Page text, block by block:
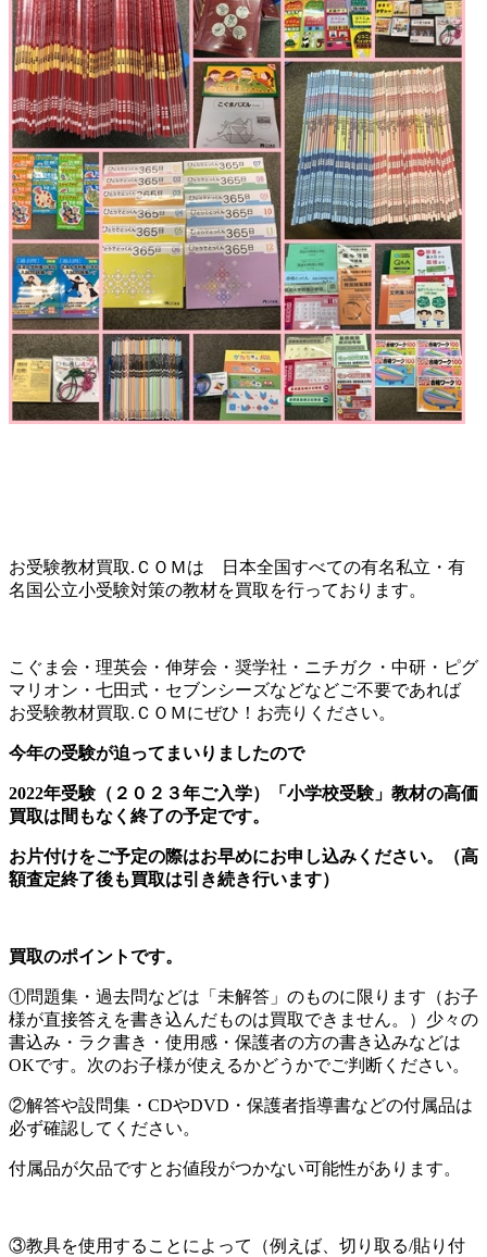
お受験教材買取.ＣＯＭは 日本全国すべての有名私立・有
名国公立小受験対策の教材を買取を行っております。
こぐま会・理英会・伸芽会・奨学社・ニチガク・中研・ピグ
マリオン・七田式・セブンシーズなどなどご不要であれば
お受験教材買取.ＣＯＭにぜひ！お売りください。
今年の受験が迫ってまいりましたので
2022年受験（２０２３年ご入学）「小学校受験」教材の高価
買取は間もなく終了の予定です。
お片付けをご予定の際はお早めにお申し込みください。
（高
額査定終了後も買取は引き続き行います）
買取のポイントです。
①問題集・過去問などは「未解答」のものに限ります（お子
様が直接答えを書き込んだものは買取できません。）少々の
書込み・ラク書き・使用感・保護者の方の書き込みなどは
OKです。次のお子様が使えるかどうかでご判断ください。
②解答や設問集・CDやDVD・保護者指導書などの付属品は
必ず確認してください。
付属品が欠品ですとお値段がつかない可能性があります。
③教具を使用することによって（例えば、切り取る/貼り付